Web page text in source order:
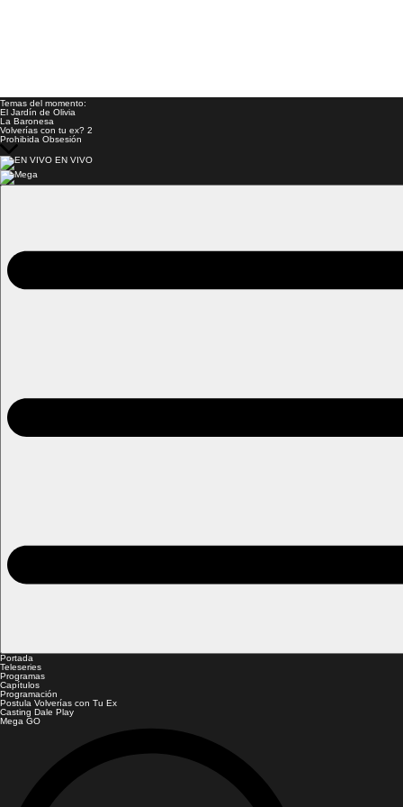
Temas del momento:
El Jardín de Olivia
La Baronesa
Volverías con tu ex? 2
Prohibida Obsesión
EN VIVO
Portada
Teleseries
Programas
Capítulos
Programación
Postula Volverías con Tu Ex
Casting Dale Play
Mega GO